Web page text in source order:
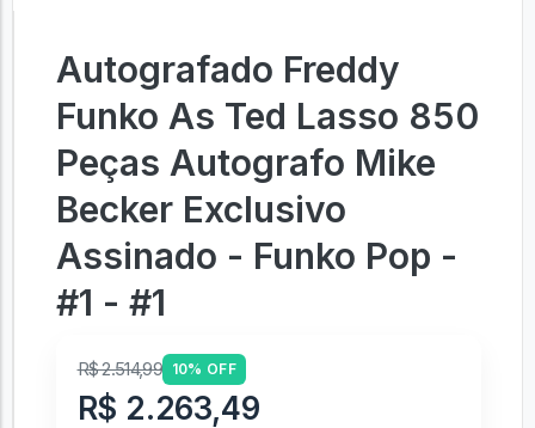
Autografado Freddy
Funko As Ted Lasso 850
Peças Autografo Mike
Becker Exclusivo
Assinado - Funko Pop -
#1 - #1
R$ 2.514,99 10% OFF
R$ 2.263,49